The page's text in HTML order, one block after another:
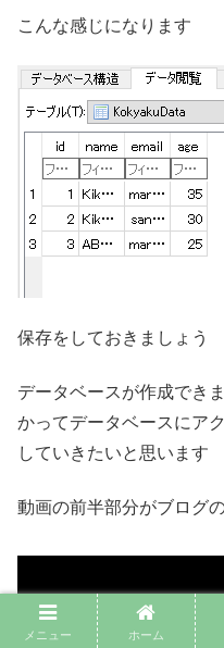
こんな感じになります
保存をしておきましょう
データベースが作成でき
かってデータベースにア
していきたいと思います
動画の前半部分がブログ
メニュー ホーム